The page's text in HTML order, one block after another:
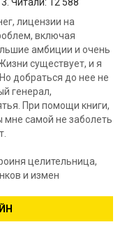
лицензии на
включая
амбиции и очень
существует, и я
добраться до нее не
генерал,
При помощи книги,
мне самой не заболеть
целительница,
и измен